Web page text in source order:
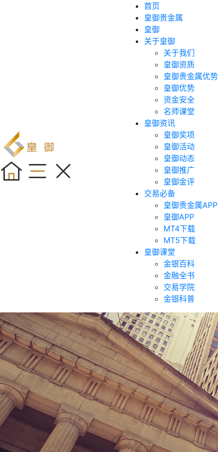
首页
皇御贵金属
皇御
关于皇御
关于我们
皇御资质
皇御贵金属优势
皇御优势
资金安全
名师课堂
皇御资讯
皇御奖项
皇御活动
皇御动态
皇御推广
皇御金评
交易必备
皇御贵金属APP
皇御APP
MT4下载
MT5下载
皇御课堂
金银百科
金融全书
交易学院
金银科普